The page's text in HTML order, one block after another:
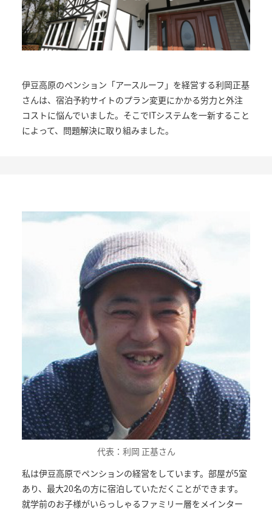
伊豆高原のペンション「アースルーフ」を経営する利岡正基
さんは、宿泊予約サイトのプラン変更にかかる労力と外注
コストに悩んでいました。そこでITシステムを一新すること
によって、問題解決に取り組みました。
代表：利岡 正基さん
私は伊豆高原でペンションの経営をしています。部屋が5室
あり、最大20名の方に宿泊していただくことができます。
就学前のお子様がいらっしゃるファミリー層をメインター